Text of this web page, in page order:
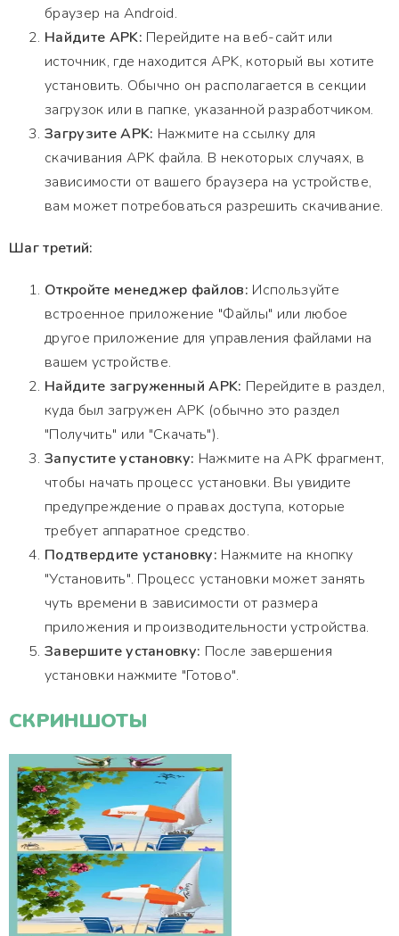
браузер на Android.
Найдите APK: Перейдите на веб-сайт или
источник, где находится APK, который вы хотите
установить. Обычно он располагается в секции
загрузок или в папке, указанной разработчиком.
Загрузите APK: Нажмите на ссылку для
скачивания APK файла. В некоторых случаях, в
зависимости от вашего браузера на устройстве,
вам может потребоваться разрешить скачивание.
Шаг третий:
Откройте менеджер файлов: Используйте
встроенное приложение "Файлы" или любое
другое приложение для управления файлами на
вашем устройстве.
Найдите загруженный APK: Перейдите в раздел,
куда был загружен APK (обычно это раздел
"Получить" или "Скачать").
Запустите установку: Нажмите на APK фрагмент,
чтобы начать процесс установки. Вы увидите
предупреждение о правах доступа, которые
требует аппаратное средство.
Подтвердите установку: Нажмите на кнопку
"Установить". Процесс установки может занять
чуть времени в зависимости от размера
приложения и производительности устройства.
Завершите установку: После завершения
установки нажмите "Готово".
СКРИНШОТЫ